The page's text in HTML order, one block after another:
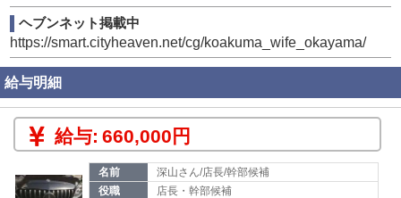
ヘブンネット掲載中
https://smart.cityheaven.net/cg/koakuma_wife_okayama/
給与明細
給与: 660,000円
名前
深山さん/店長/幹部候補
役職
店長・幹部候補